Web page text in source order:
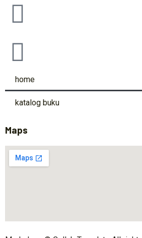
home
katalog buku
Maps